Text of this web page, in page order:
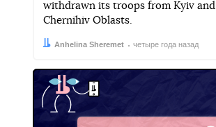
withdrawn its troops from Kyiv and
Chernihiv Oblasts.
Автор:
Anhelina Sheremet
Дата: четыре года назад